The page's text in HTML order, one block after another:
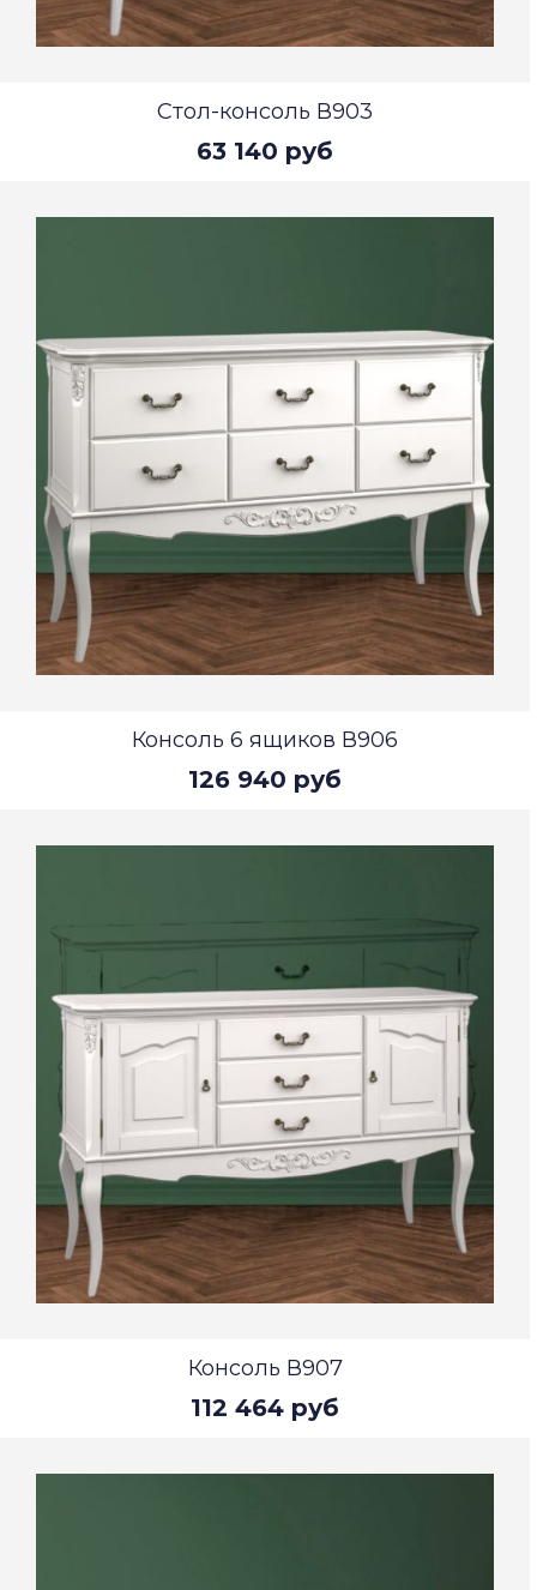
Стол-консоль В903
63 140 руб
Консоль 6 ящиков В906
126 940 руб
Консоль В907
112 464 руб